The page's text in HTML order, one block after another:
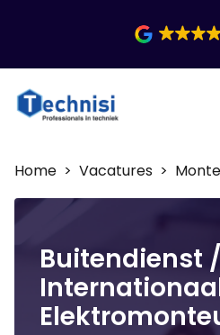
Home > Vacatures >
Buitendienst /